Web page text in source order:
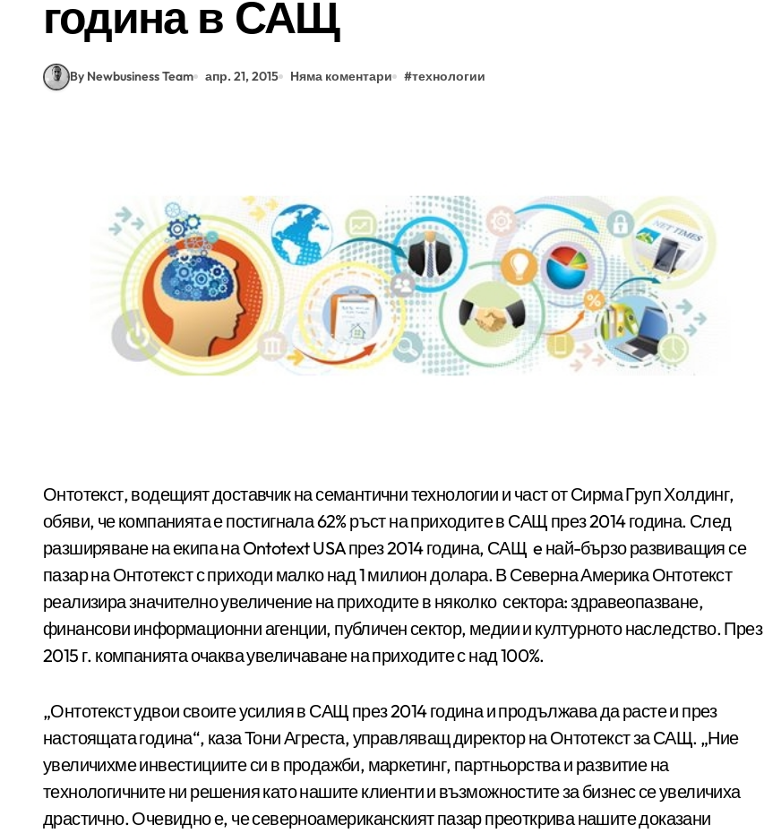
година в САЩ
By Newbusiness Team апр. 21, 2015 Няма коментари #технологии
Онтотекст, водещият доставчик на семантични технологии и част от Сирма Груп Холдинг,
обяви, че компанията е постигнала 62% ръст на приходите в САЩ през 2014 година. След
разширяване на екипа на Ontotext USA през 2014 година, САЩ e най-бързо развиващия се
пазар на Онтотекст с приходи малко над 1 милион долара. В Северна Америка Онтотекст
реализира значително увеличение на приходите в няколко сектора: здравеопазване,
финансови информационни агенции, публичен сектор, медии и културното наследство. През
2015 г. компанията очаква увеличаване на приходите с над 100%.
„Онтотекст удвои своите усилия в САЩ през 2014 година и продължава да расте и през
настоящата година“, каза Тони Агреста, управляващ директор на Онтотекст за САЩ. „Ние
увеличихме инвестициите си в продажби, маркетинг, партньорства и развитие на
технологичните ни решения като нашите клиенти и възможностите за бизнес се увеличиха
драстично. Очевидно е, че северноамериканският пазар преоткрива нашите доказани